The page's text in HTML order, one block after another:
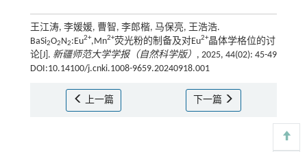
王江涛, 李媛媛, 曹智, 李郎楷, 马保亮, 王浩浩.
BaSi2O2N2:Eu2+,Mn2+荧光粉的制备及对Eu2+晶体学格位的讨
论[J]. 新疆师范大学学报（自然科学版） , 2025, 44(02): 45-49
DOI:10.14100/j.cnki.1008-9659.20240918.001
上一篇 下一篇